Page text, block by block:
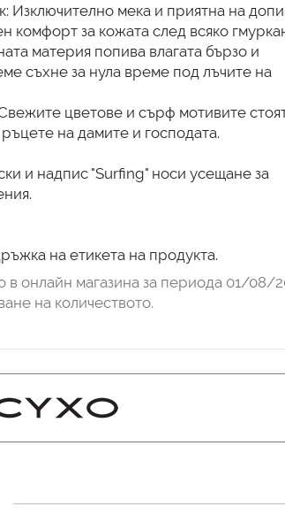
Изключително мека и приятна на
комфорт за кожата след всяко
материя попива влагата бързо и
съхне за нула време под лъчите на
цветове и сърф мотивите
на дамите и господата.
и надпис "Surfing" носи усещане за
на етикета на продукта.
онлайн магазина за периода 01/08/
на количеството.